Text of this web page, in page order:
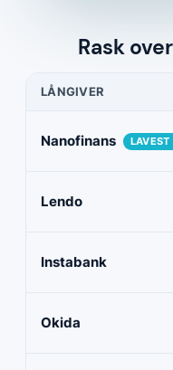
Rask
LÅNGIVER
Nanofinans LAVEST
Lendo
Instabank
Okida